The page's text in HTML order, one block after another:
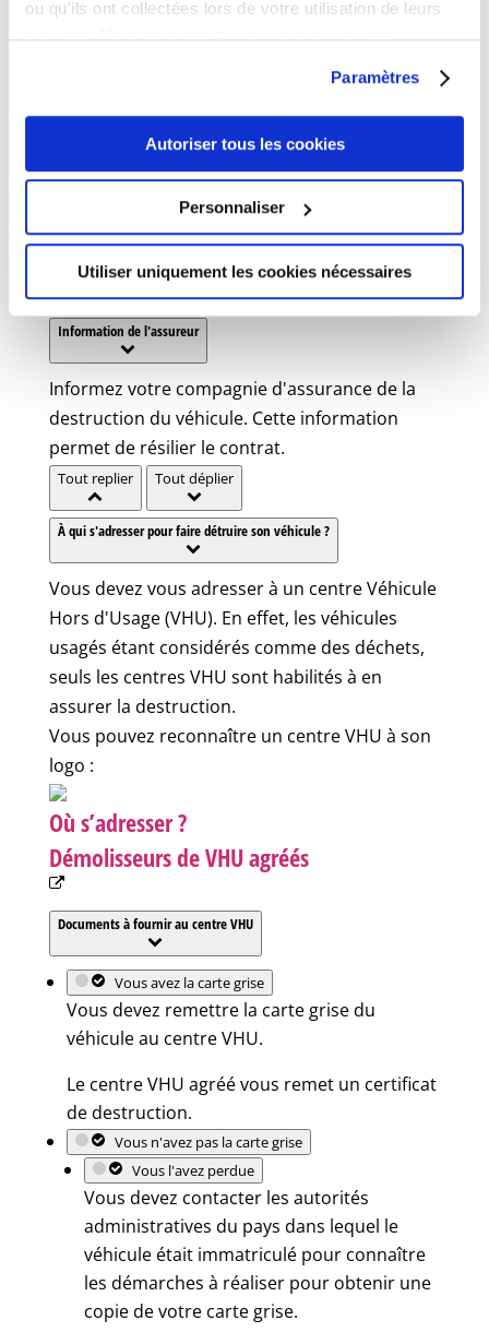
ou qu'ils ont collectées lors de votre utilisation de leurs
Paramètres
Autoriser tous les cookies
Personnaliser
Utiliser uniquement les cookies nécessaires
Où s’adresser ?
Point d'accueil numérique
Attention :
il n'est désormais plus possible de déposer la
déclaration auprès des préfectures et sous-
préfectures (ou de l'envoyer par courrier).
Information de l'assureur
Informez votre compagnie d'assurance de la
destruction du véhicule. Cette information
permet de résilier le contrat.
Tout replier Tout déplier
À qui s'adresser pour faire détruire son véhicule ?
Vous devez vous adresser à un centre Véhicule
Hors d'Usage (VHU). En effet, les véhicules
usagés étant considérés comme des déchets,
seuls les centres VHU sont habilités à en
assurer la destruction.
Vous pouvez reconnaître un centre VHU à son
logo :
Où s’adresser ?
Démolisseurs de VHU agréés
Documents à fournir au centre VHU
Vous avez la carte grise
Vous devez remettre la carte grise du
véhicule au centre VHU.
Le centre VHU agréé vous remet un certificat
de destruction.
Vous n'avez pas la carte grise
Vous l'avez perdue
Vous devez contacter les autorités
administratives du pays dans lequel le
véhicule était immatriculé pour connaître
les démarches à réaliser pour obtenir une
copie de votre carte grise.